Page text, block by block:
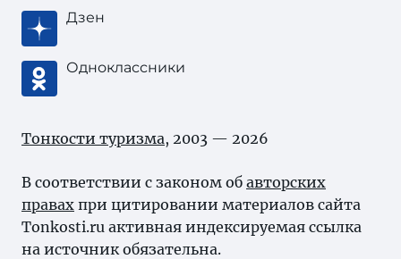
Дзен
Одноклассники
Тонкости туризма, 2003 — 2026
В соответствии с законом об авторских
правах при цитировании материалов сайта
Tonkosti.ru активная индексируемая ссылка
на источник обязательна.